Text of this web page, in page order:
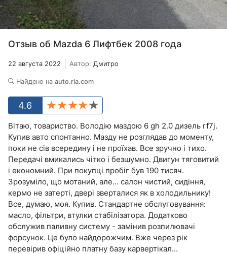
Отзыв об Mazda 6 Лифтбек 2008 года
22 августа 2022 Автор: Дмитро
Найдено на auto.ria.com
4.6
Вітаю, товариство. Володію маздою 6 gh 2.0 дизель rf7j.
Купив авто спонтанно. Мазду не розглядав до моменту,
поки не сів всередину і не проїхав. Все зручно і тихо.
Передачі вмикались чітко і безшумно. Двигун тяговитий
і економний. При покупці пробіг був 190 тисяч.
Зрозуміло, що мотаний, але... салон чистий, сидіння,
кермо не затерті, двері зверталися як в холодильнику!
Все, думаю, моя. Купив. Стандартне обслуговування:
масло, фільтри, втулки стабілізатора. Додатково
обслужив паливну систему - замінив розпилювачі
форсунок. Це було найдорожчим. Вже через рік
перевірив офіційно платну базу карвертікал...